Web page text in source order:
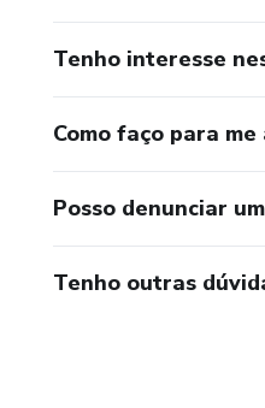
Tenho interesse
Como faço para
Posso denunciar
Tenho outras